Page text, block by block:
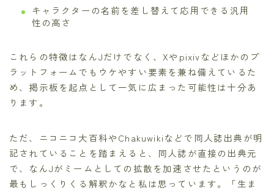
キャラクターの名前を差し替えて応用できる汎用
性の高さ
これらの特徴はなんJだけでなく、Xやpixivなどほかのプ
ラットフォームでもウケやすい要素を兼ね備えているた
め、掲示板を起点として一気に広まった可能性は十分あ
ります。
ただ、ニコニコ大百科やChakuwikiなどで同人誌出典が明
記されていることを踏まえると、同人誌が直接の出典元
で、なんJがミームとしての拡散を加速させたというのが
最もしっくりくる解釈かなと私は思っています。「生ま